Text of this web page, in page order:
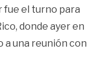
fue el turno para
donde ayer en
a una reunión con